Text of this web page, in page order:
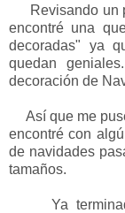
Revisando un
encontré una
decoradas" ya
quedan
decoración de
Así que me
encontré con
de navidades
tamaños.
Ya